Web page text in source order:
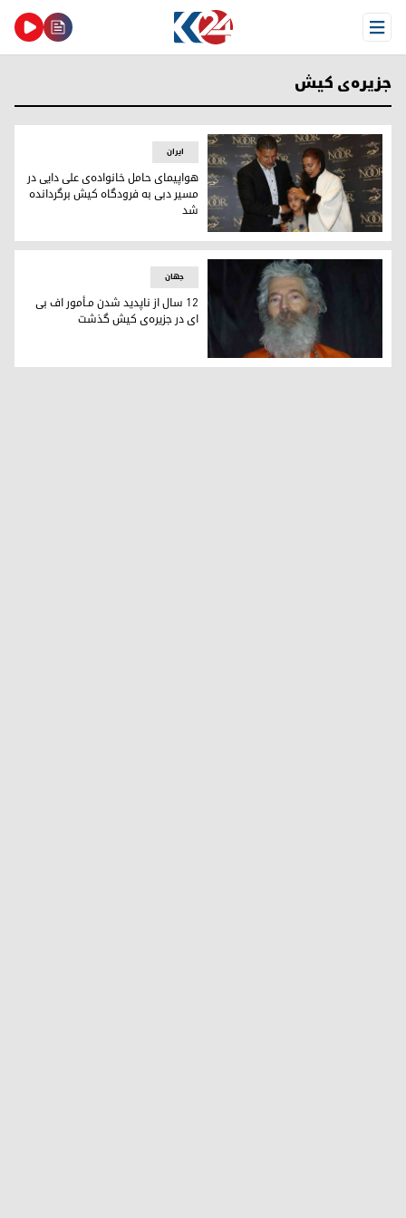
Open Menu
جزیره‌ی کیش
هواپیمای حامل خانواده‌ی علی دایی در مسیر دبی به فرودگاه
ایران
هواپیمای حامل خانواده‌ی علی دایی در
مسیر دبی به فرودگاه کیش برگردانده
شد
۱۲ سال از ناپدید شدن مـأمور اف بی ای در جزیره‌ی کیش گذشت
جھان
۱۲ سال از ناپدید شدن مـأمور اف بی
ای در جزیره‌ی کیش گذشت